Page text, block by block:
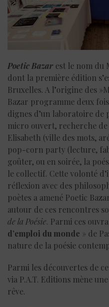
Poetic Bazar est le nom du
dont la première édition
Bruxelles. A l’origine des
Bazar programme deux
dignes d’un laboratoire de
micro ouvert, recherche
Elisabeth (ville des mots,
pop-corn party (lecture,
goûter, ou en soirée, la
le collectif. Cette volonté
réflexion avec des
poètes a amené Poetic
autour de ces rencontres
de la Poésie. Parmi ces
d’emploi du monde » de
nature de la poésie
Parmi les découvertes de
via P.A.T. Editions mène
rêve.